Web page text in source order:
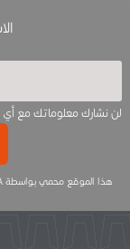
لن نشارك معلوماتك مع
هذا الموقع محمي بواسطة ReCAPTCHA.